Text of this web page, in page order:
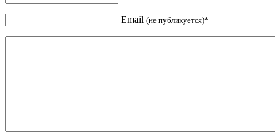
Email (не публикуется)*